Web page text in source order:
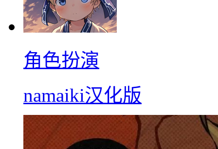
角色扮演
namaiki汉化版